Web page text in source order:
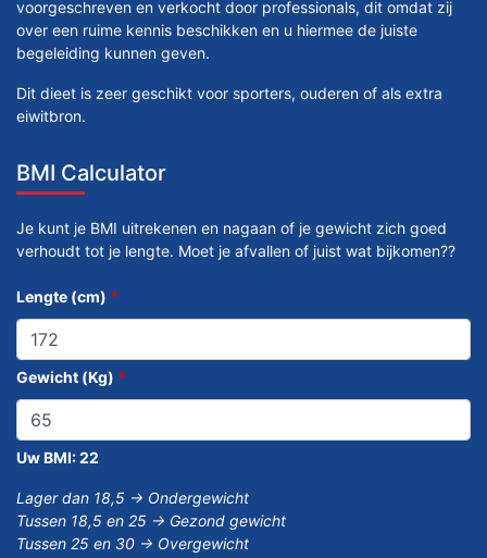
voorgeschreven en verkocht door professionals, dit omdat zij
over een ruime kennis beschikken en u hiermee de juiste
begeleiding kunnen geven.
Dit dieet is zeer geschikt voor sporters, ouderen of als extra
eiwitbron.
BMI Calculator
Je kunt je BMI uitrekenen en nagaan of je gewicht zich goed
verhoudt tot je lengte. Moet je afvallen of juist wat bijkomen??
Lengte (cm) *
Gewicht (Kg) *
Uw BMI:22
Lager dan 18,5 -> Ondergewicht
Tussen 18,5 en 25 -> Gezond gewicht
Tussen 25 en 30 -> Overgewicht